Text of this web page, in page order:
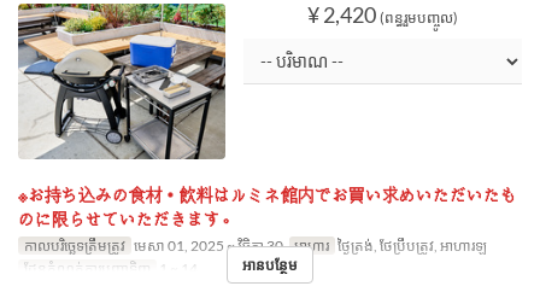
¥ 2,420 (ពន្ធរួមបញ្ចូល)
※お持ち込みの食材・飲料はルミネ館内でお買い求めいただいたも
のに限らせていただきます。
កាលបរិច្ឆេទត្រឹមត្រូវ មេសា 01, 2025 ~ វិច្ឆិកា 30 អាហារ ថ្ងៃត្រង់, ថែប្រឹបត្រូវ, អាហារឡ
ដែនកំណត់ការបញ្ជាទិញ
1 ~ 14 អានបន្ថែម